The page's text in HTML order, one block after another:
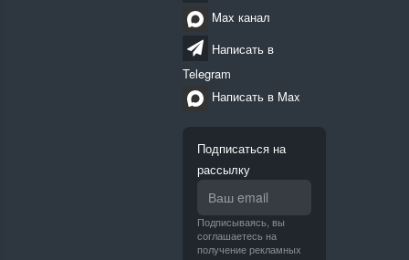
Max канал
Написать в
Telegram
Написать в Max
Подписаться на
рассылку
Подписываясь, вы
соглашаетесь на
получение рекламных